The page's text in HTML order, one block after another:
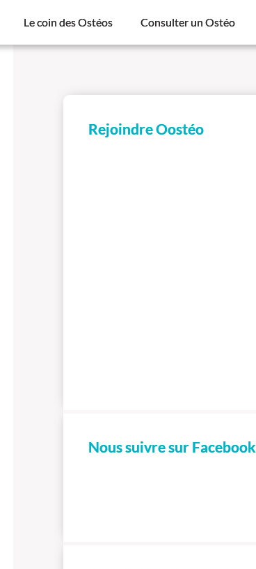
Le coin des Ostéos Consulter un Ostéo
Rejoindre Oostéo
Nous suivre sur Facebook